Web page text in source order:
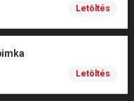
Letöltés
Letöltés